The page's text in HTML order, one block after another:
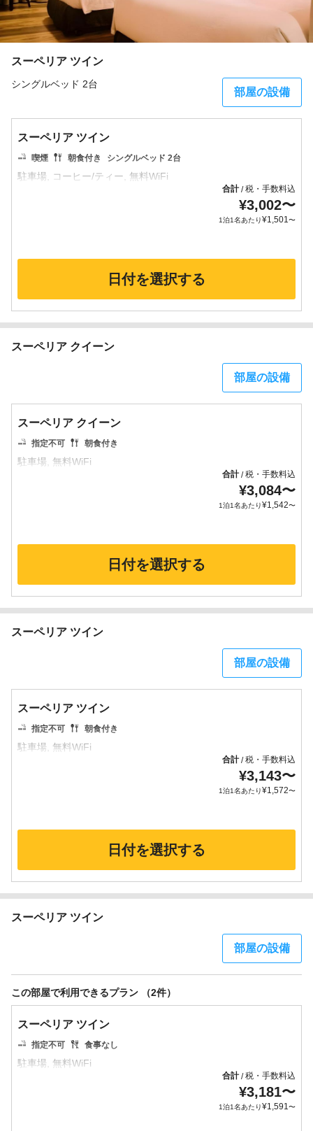
スーペリア ツイン
シングルベッド 2台
部屋の設備
スーペリア ツイン
喫煙 朝食付き シングルベッド 2台
合計/税・手数料込
¥3,002〜
1泊1名あたり¥1,501〜
日付を選択する
スーペリア クイーン
部屋の設備
スーペリア クイーン
指定不可 朝食付き
合計/税・手数料込
¥3,084〜
1泊1名あたり¥1,542〜
日付を選択する
スーペリア ツイン
部屋の設備
スーペリア ツイン
指定不可 朝食付き
合計/税・手数料込
¥3,143〜
1泊1名あたり¥1,572〜
日付を選択する
スーペリア ツイン
部屋の設備
この部屋で利用できるプラン （2件）
スーペリア ツイン
指定不可 食事なし
合計/税・手数料込
¥3,181〜
1泊1名あたり¥1,591〜